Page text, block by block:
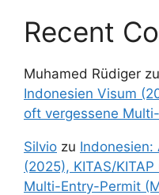
Recent
Muhamed Rüdiger zu
Indonesien Visum
oft vergessene
Silvio zu Indonesien:
(2025), KITAS/
Multi-Entry-Permit